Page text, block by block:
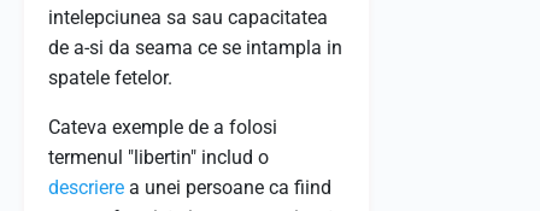
intelepciunea sa sau capacitatea
de a-si da seama ce se intampla in
spatele fetelor.
Cateva exemple de a folosi
termenul "libertin" includ o
descriere a unei persoane ca fiind